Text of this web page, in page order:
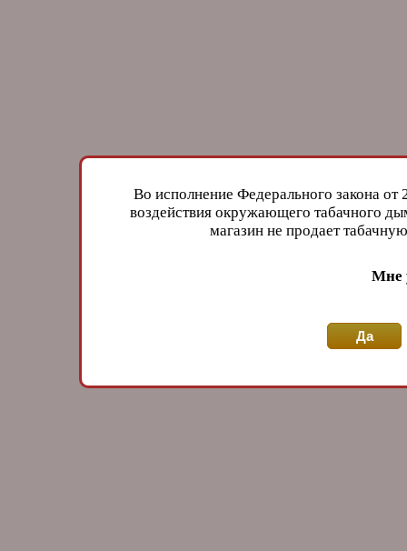
Во исполнение Федерального закона
воздействия окружающего табачного
магазин не продает
Мне
Да